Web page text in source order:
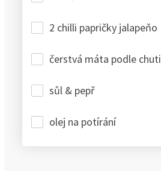
2 chilli papričky jalapeňo
čerstvá máta podle chuti
sůl & pepř
olej na potírání